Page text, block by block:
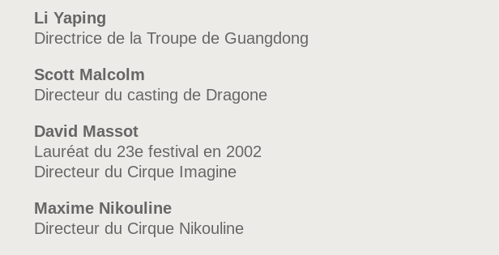
Li Yaping
Directrice de la Troupe de Guangdong
Scott Malcolm
Directeur du casting de Dragone
David Massot
Lauréat du 23e festival en 2002
Directeur du Cirque Imagine
Maxime Nikouline
Directeur du Cirque Nikouline